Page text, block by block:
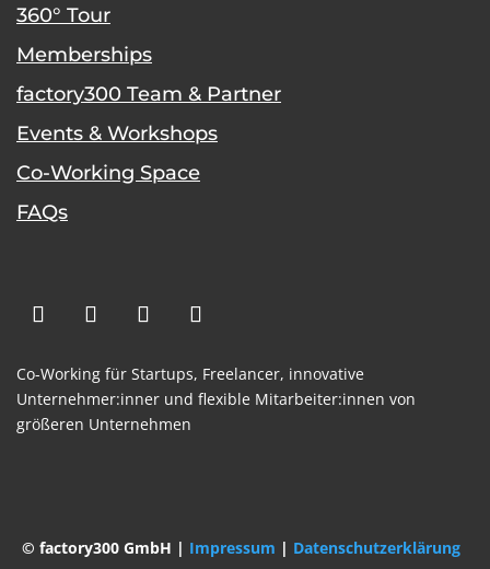
360° Tour
Memberships
factory300 Team & Partner
Events & Workshops
Co-Working Space
FAQs
Co-Working für Startups, Freelancer, innovative
Unternehmer:inner und flexible Mitarbeiter:innen von
größeren Unternehmen
© factory300 GmbH | Impressum | Datenschutzerklärung